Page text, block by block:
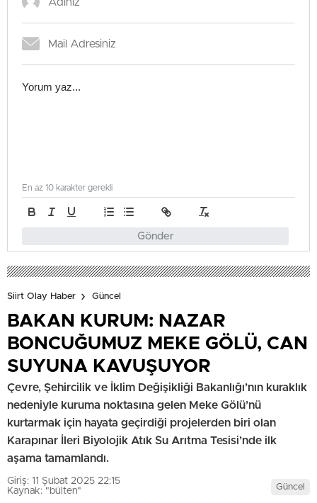
Gönder
En az 10 karakter gerekli
Siirt Olay Haber Güncel
BAKAN KURUM: NAZAR
BONCUĞUMUZ MEKE GÖLÜ, CAN
SUYUNA KAVUŞUYOR
Çevre, Şehircilik ve İklim Değişikliği Bakanlığı’nın kuraklık
nedeniyle kuruma noktasına gelen Meke Gölü’nü
kurtarmak için hayata geçirdiği projelerden biri olan
Karapınar İleri Biyolojik Atık Su Arıtma Tesisi’nde ilk
aşama tamamlandı.
Giriş: 11 Şubat 2025 22:15
Kaynak: "bülten"
Güncel